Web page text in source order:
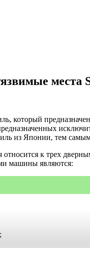
места
который
из Японии, тем
относится к трех
машины являются: